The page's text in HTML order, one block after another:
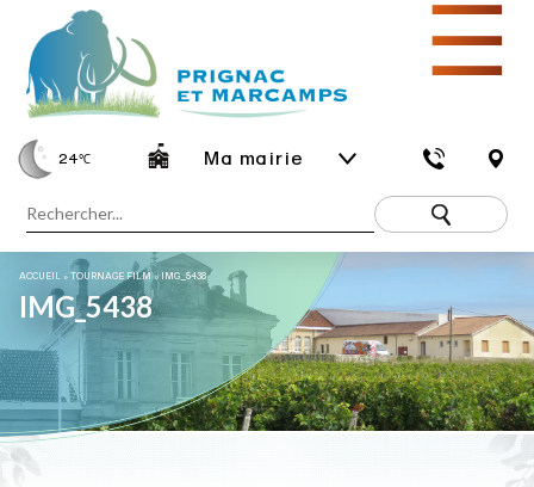
24℃ Ma mairie
☰
ACCUEIL »TOURNAGE FILM» IMG_5438
IMG_5438